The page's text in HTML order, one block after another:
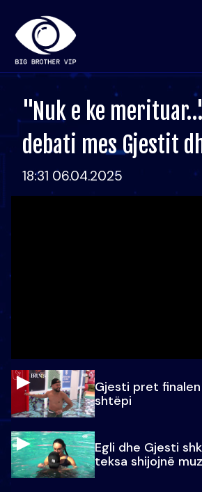
"Nuk e ke
debati mes Gjestit
18:31 06.04.2025
Gjesti pret
shtëpi
Egli dhe Gjesti
teksa shijojnë